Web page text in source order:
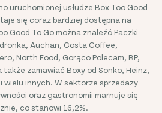
uruchomionej usłudze Box Too Good
się coraz bardziej dostępna na
Good To Go można znaleźć Paczki
Auchan, Costa Coffee,
North Food, Gorąco Polecam, BP,
także zamawiać Boxy od Sonko, Heinz,
i wielu innych. W sektorze sprzedaży
oraz gastronomii marnuje się
co stanowi 16,2%.